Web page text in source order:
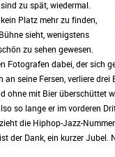
zu spät, wiedermal.
Platz mehr zu finden,
sieht, wenigstens
zu sehen gewesen.
Fotografen dabei, der sich
seine Fersen, verliere
ohne mit Bier überschüttet
so lange er im vorderen
die Hiphop-Jazz-
der Dank, ein kurzer Jubel.